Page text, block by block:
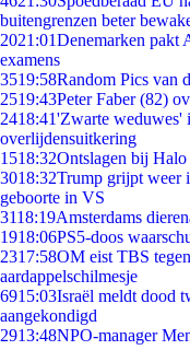
buitengrenzen beter
2021:01Denemarken pakt
examens
3519:58Random Pics van
2519:43Peter Faber (82)
2418:41'Zwarte weduwes'
overlijdensuitkering
1518:32Ontslagen bij
3018:32Trump grijpt weer
geboorte in VS
3118:19Amsterdams
1918:06PS5-doos
2317:58OM eist TBS
aardappelschilmesje
6915:03Israël meldt dood
aangekondigd
2913:48NPO-manager